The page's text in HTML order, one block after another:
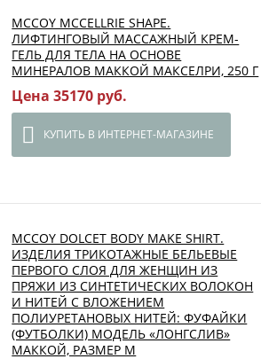
MCCOY MCCELLRIE SHAPE.
ЛИФТИНГОВЫЙ МАССАЖНЫЙ КРЕМ-
ГЕЛЬ ДЛЯ ТЕЛА НА ОСНОВЕ
МИНЕРАЛОВ МАККОЙ МАКСЕЛРИ, 250 Г
Цена 35170 руб.
КУПИТЬ В ИНТЕРНЕТ-МАГАЗИНЕ
MCCOY DOLCET BODY MAKE SHIRT.
ИЗДЕЛИЯ ТРИКОТАЖНЫЕ БЕЛЬЕВЫЕ
ПЕРВОГО СЛОЯ ДЛЯ ЖЕНЩИН ИЗ
ПРЯЖИ ИЗ СИНТЕТИЧЕСКИХ ВОЛОКОН
И НИТЕЙ С ВЛОЖЕНИЕМ
ПОЛИУРЕТАНОВЫХ НИТЕЙ: ФУФАЙКИ
(ФУТБОЛКИ) МОДЕЛЬ «ЛОНГСЛИВ»
МАККОЙ, РАЗМЕР М